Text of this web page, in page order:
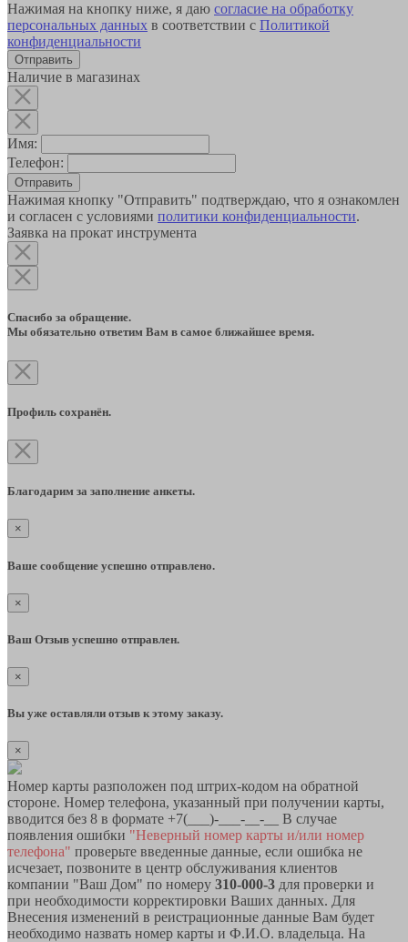
Нажимая на кнопку ниже, я даю согласие на обработку
персональных данных в соответствии с Политикой
конфиденциальности
Наличие в магазинах
Имя:
Телефон:
Отправить
Нажимая кнопку "Отправить" подтверждаю, что я ознакомлен
и согласен с условиями политики конфиденциальности.
Заявка на прокат инструмента
Спасибо за обращение.
Мы обязательно ответим Вам в самое ближайшее время.
Профиль сохранён.
Благодарим за заполнение анкеты.
×
Ваше сообщение успешно отправлено.
×
Ваш Отзыв успешно отправлен.
×
Вы уже оставляли отзыв к этому заказу.
×
Номер карты разположен под штрих-кодом на обратной
стороне. Номер телефона, указанный при получении карты,
вводится без 8 в формате +7(___)-___-__-__ В случае
появления ошибки "Неверный номер карты и/или номер
телефона" проверьте введенные данные, если ошибка не
исчезает, позвоните в центр обслуживания клиентов
компании "Ваш Дом" по номеру 310-000-3 для проверки и
при необходимости корректировки Ваших данных. Для
Внесения изменений в реистрационные данные Вам будет
необходимо назвать номер карты и Ф.И.О. владельца. На